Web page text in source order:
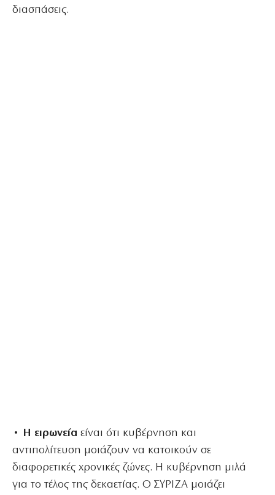
διασπάσεις.
• Η ειρωνεία είναι ότι κυβέρνηση και
αντιπολίτευση μοιάζουν να κατοικούν σε
διαφορετικές χρονικές ζώνες. Η κυβέρνηση μιλά
για το τέλος της δεκαετίας. Ο ΣΥΡΙΖΑ μοιάζει